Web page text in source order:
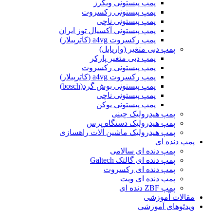
پمپ پیستونی ویکرز
پمپ پیستونی رکسروت
پمپ پیستونی ناچی
پمپ پیستونی آکسیال توز ایران
پمپ رکسروت a4vg (کاترپیلار)
پمپ دبی متغیر (واریابل)
پمپ دبی متغیر پارکر
پمپ پیستونی رکسروت
پمپ رکسروت a4vg (کاترپیلار)
پمپ پیستونی بوش گرد(bosch)
پمپ پیستونی ناچی
پمپ پیستونی یوکن
پمپ هیدرولیک چینی
پمپ هیدرولیک دستگاه پرس
پمپ هیدرولیک ماشین آلات راهسازی
پمپ دنده ای
پمپ دنده ای سالامی
پمپ دنده ای گالتک Galtech
پمپ دنده ای رکسروت
پمپ دنده ای ویت
پمپ ZBF دنده ای
مقالات آموزشی
ویدئوهای آموزشی